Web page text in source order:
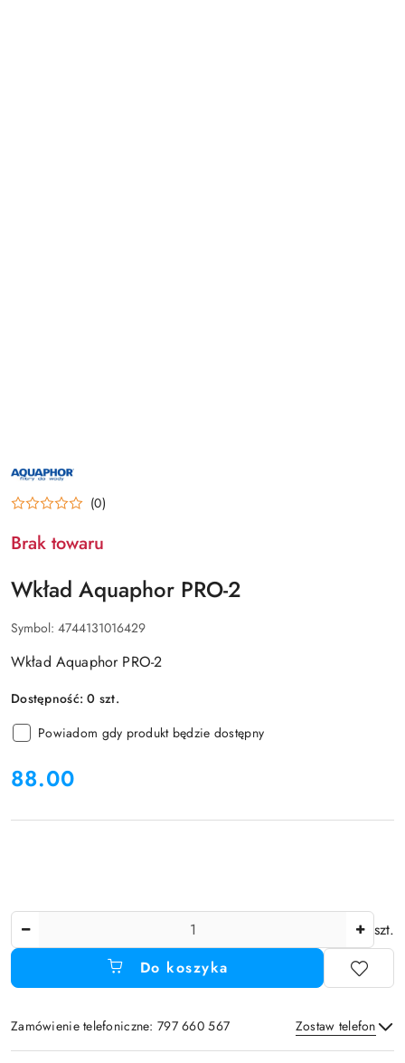
NAZWA
PRODUCENTA:
AQUAPHOR (0)
Brak towaru
Wkład Aquaphor PRO-2
Symbol: 4744131016429
Wkład Aquaphor PRO-2
Dostępność:0 szt.
Powiadom gdy produkt będzie dostępny
cena:
88.00
szt.
Do koszyka
Zamówienie telefoniczne: 797 660 567 Zostaw telefon